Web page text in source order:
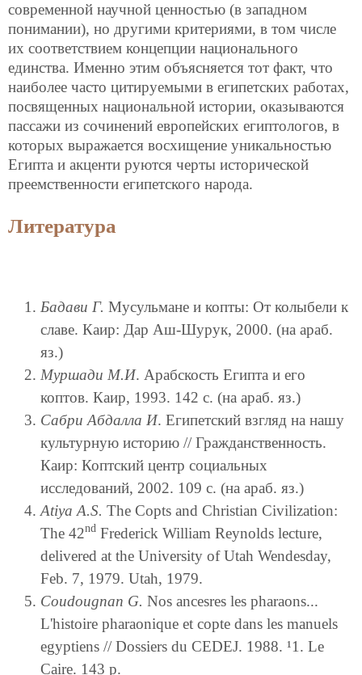
современной научной ценностью (в западном
понимании), но другими критериями, в том числе
их соответствием концепции национального
единства. Именно этим объясняется тот факт, что
наиболее часто цитируемыми в египетских работах,
посвященных национальной истории, оказываются
пассажи из сочинений европейских египтологов, в
которых выражается восхищение уникальностью
Египта и акценти руются черты исторической
преемственности египетского народа.
Литература
Бадави Г. Мусульмане и копты: От колыбели к
славе. Каир: Дар Аш-Шурук, 2000. (на араб.
яз.)
Муршади М.И. Арабскость Египта и его
коптов. Каир, 1993. 142 c. (на араб. яз.)
Сабри Абдалла И. Египетский взгляд на нашу
культурную историю // Гражданственность.
Каир: Коптский центр социальных
исследований, 2002. 109 c. (на араб. яз.)
Atiya A.S. The Copts and Christian Civilization:
The 42nd Frederick William Reynolds lecture,
delivered at the University of Utah Wendesday,
Feb. 7, 1979. Utah, 1979.
Coudougnan G. Nos ancesres les pharaons...
L'histoire pharaonique et copte dans les manuels
egyptiens // Dossiers du CEDEJ. 1988. ¹1. Le
Caire. 143 p.